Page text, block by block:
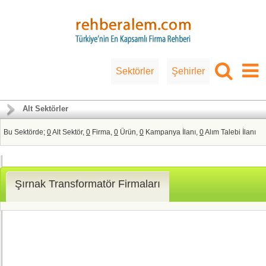
Sektörler Şehirler
Alt Sektörler
Bu Sektörde; 0Alt Sektör, 0 Firma, 0 Ürün, 0 Kampanya İlanı, 0Alım Talebi İlanı
Şırnak Transformatör Firmaları